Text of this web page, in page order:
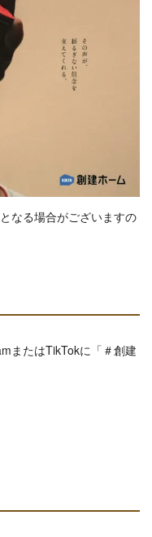
なる場合がございますの
またはTikTokに「＃創建